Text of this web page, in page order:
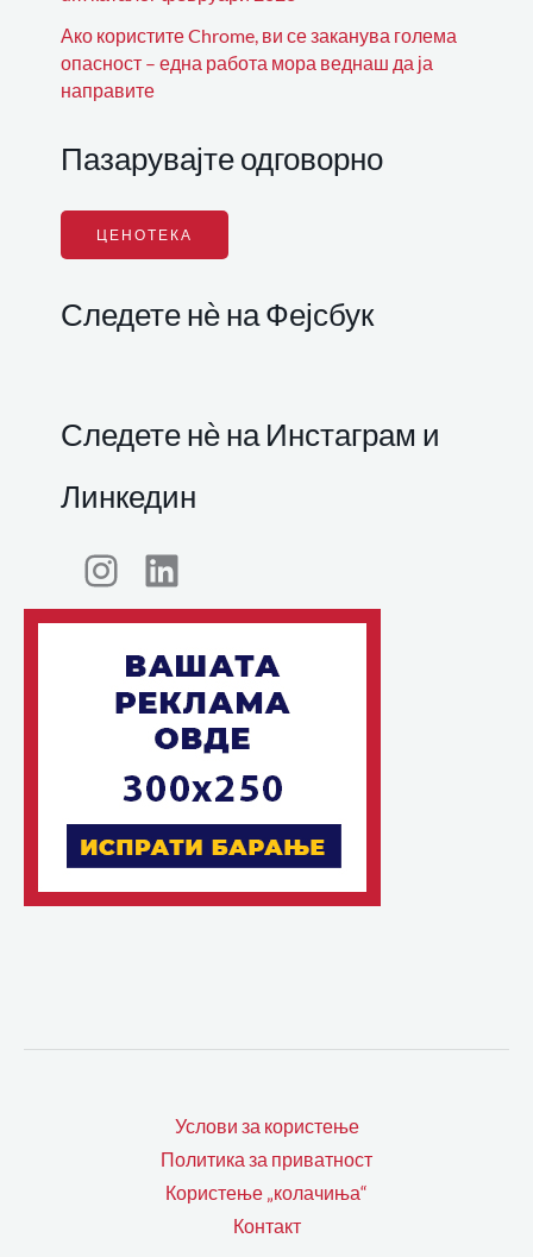
Ако користите Chrome, ви се заканува голема
опасност – една работа мора веднаш да ја
направите
Пазарувајте одговорно
ЦЕНОТЕКА
Следете нѐ на Фејсбук
Следете нѐ на Инстаграм и
Линкедин
Услови за користење
Политика за приватност
Користење „колачиња“
Контакт